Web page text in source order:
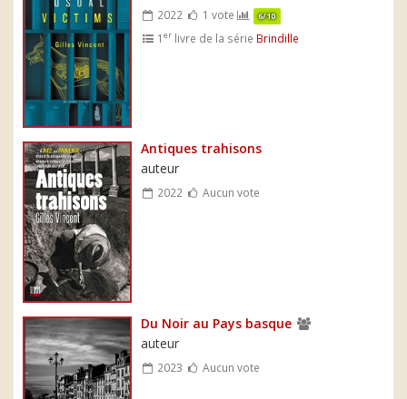
2022 1 vote 6/10
1er livre de la série Brindille
Antiques trahisons
auteur
2022 Aucun vote
Du Noir au Pays basque
auteur
2023 Aucun vote